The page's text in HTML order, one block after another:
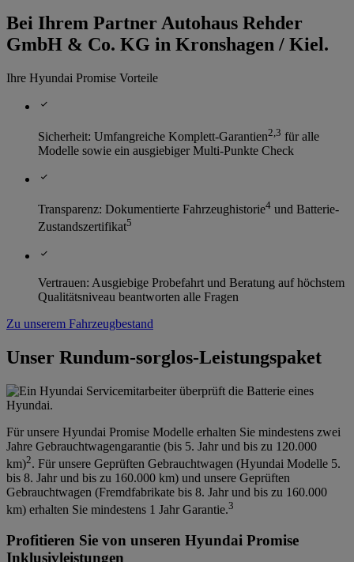
Bei Ihrem Partner Autohaus Rehder
GmbH & Co. KG in Kronshagen / Kiel.
Ihre Hyundai Promise Vorteile
Sicherheit: Umfangreiche Komplett-Garantien2 3 für alle
Modelle sowie ein ausgiebiger Multi-Punkte Check
Transparenz: Dokumentierte Fahrzeughistorie4 und Batterie-
Zustandszertifikat5
Vertrauen: Ausgiebige Probefahrt und Beratung auf höchstem
Qualitätsniveau beantworten alle Fragen
Zu unserem Fahrzeugbestand
Unser Rundum-sorglos-Leistungspaket
Für unsere Hyundai Promise Modelle erhalten Sie mindestens zwei
Jahre Gebrauchtwagengarantie (bis 5. Jahr und bis zu 120.000
km)2. Für unsere Geprüften Gebrauchtwagen (Hyundai Modelle 5.
bis 8. Jahr und bis zu 160.000 km) und unsere Geprüften
Gebrauchtwagen (Fremdfabrikate bis 8. Jahr und bis zu 160.000
km) erhalten Sie mindestens 1 Jahr Garantie.3
Profitieren Sie von unseren Hyundai Promise
Inklusivleistungen